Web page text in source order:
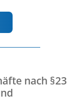
nach §23